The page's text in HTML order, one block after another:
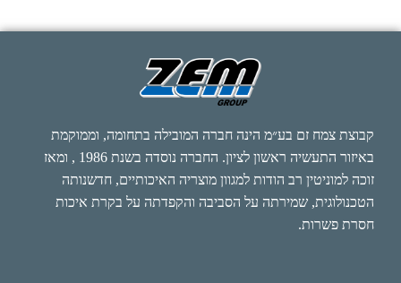
קבוצת צמח זם בע״מ הינה חברה המובילה בתחומה, וממוקמת
באיזור התעשיה ראשון לציון. החברה נוסדה בשנת 1986 , ומאז
זוכה למוניטין רב הודות למגוון מוצריה האיכותיים, חדשנותה
הטכנולוגית, שמירתה על הסביבה והקפדתה על בקרת איכות
חסרת פשרות.